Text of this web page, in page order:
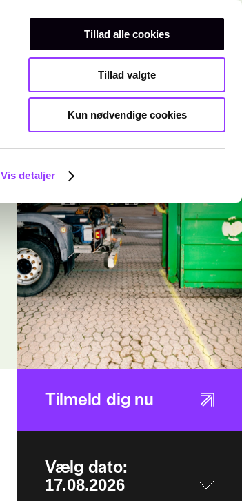
Vis detaljer
Tillad alle cookies
Tillad valgte
Kun nødvendige cookies
Teknisk gymnasiumKurser
Tilmeld dig nu
Vælg dato: